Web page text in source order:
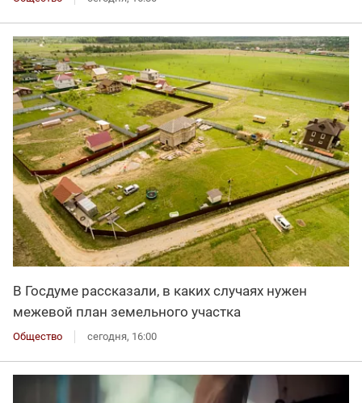
В Госдуме рассказали, в каких случаях нужен
межевой план земельного участка
Общество сегодня, 16:00